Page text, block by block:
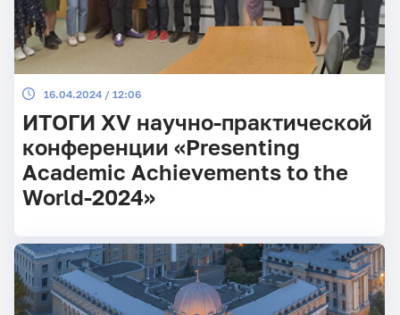
16.04.2024 / 12:06
ИТОГИ XV научно-практической
конференции «Presenting
Academic Achievements to the
World-2024»